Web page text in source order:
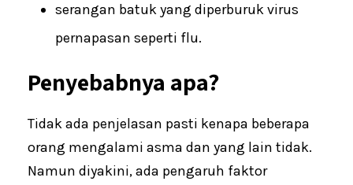
serangan batuk yang diperburuk virus
pernapasan seperti flu.
Penyebabnya apa?
Tidak ada penjelasan pasti kenapa beberapa
orang mengalami asma dan yang lain tidak.
Namun diyakini, ada pengaruh faktor